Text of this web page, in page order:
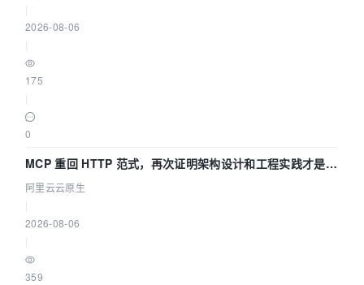
2026-08-06
175
0
MCP 重回 HTTP 范式，再次证明架构设计和工程实践才是稀
缺资源
阿里云云原生
2026-08-06
359